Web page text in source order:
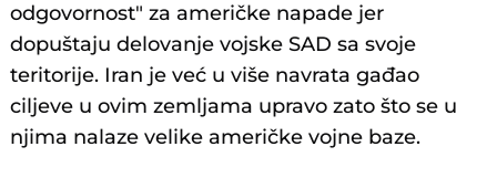
odgovornost" za američke napade jer
dopuštaju delovanje vojske SAD sa svoje
teritorije. Iran je već u više navrata gađao
ciljeve u ovim zemljama upravo zato što se u
njima nalaze velike američke vojne baze.